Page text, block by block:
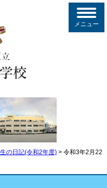
メニュー
の日記(令和2年度) > 令和3年2月22